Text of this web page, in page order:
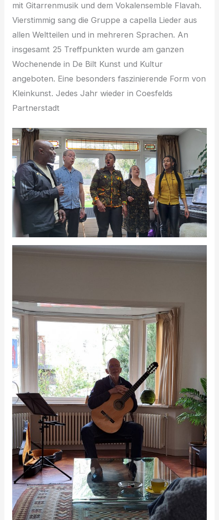
mit Gitarrenmusik und dem Vokalensemble Flavah.
Vierstimmig sang die Gruppe a capella Lieder aus
allen Weltteilen und in mehreren Sprachen. An
insgesamt 25 Treffpunkten wurde am ganzen
Wochenende in De Bilt Kunst und Kultur
angeboten. Eine besonders faszinierende Form von
Kleinkunst. Jedes Jahr wieder in Coesfelds
Partnerstadt